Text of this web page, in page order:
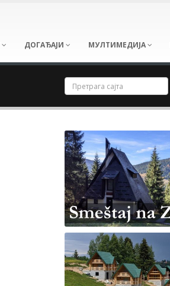
ДОГАЂАЈИ МУЛТИМЕДИЈА